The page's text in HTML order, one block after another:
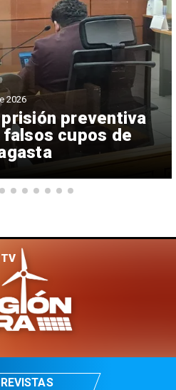
preventiva
cupos de
2026